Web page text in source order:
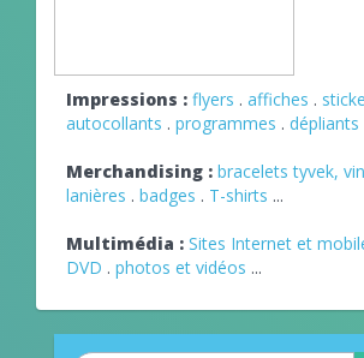
Impressions : flyers . affiches .
autocollants . programmes . dépliants
Merchandising : bracelets tyvek,
lanières . badges . T-shirts ...
Multimédia : Sites Internet et
DVD . photos et vidéos ...